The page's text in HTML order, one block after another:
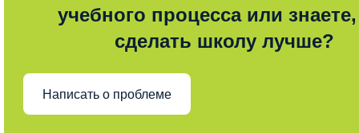
учебного процесса или знаете,
сделать школу лучше?
Написать о проблеме